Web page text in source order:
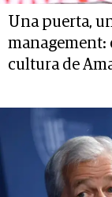
Una puerta,
management:
cultura de